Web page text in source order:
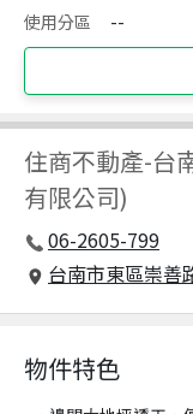
使用分區
--
住商不動產-台
有限公司)
06-2605-799
台南市東區崇善
物件特色